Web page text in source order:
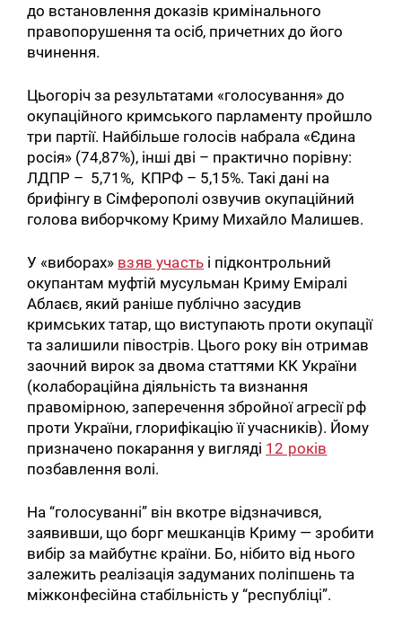
до встановлення доказів кримінального
правопорушення та осіб, причетних до його
вчинення.
Цьогоріч за результатами «голосування» до
окупаційного кримського парламенту пройшло
три партії. Найбільше голосів набрала «Єдина
росія» (74,87%), інші дві – практично порівну:
ЛДПР – 5,71%, КПРФ – 5,15%. Такі дані на
брифінгу в Сімферополі озвучив окупаційний
голова виборчкому Криму Михайло Малишев.
У «виборах» взяв участь і підконтрольний
окупантам муфтій мусульман Криму Еміралі
Аблаєв, який раніше публічно засудив
кримських татар, що виступають проти окупації
та залишили півострів. Цього року він отримав
заочний вирок за двома статтями КК України
(колабораційна діяльність та визнання
правомірною, заперечення збройної агресії рф
проти України, глорифікацію її учасників). Йому
призначено покарання у вигляді 12 років
позбавлення волі.
На “голосуванні” він вкотре відзначився,
заявивши, що борг мешканців Криму — зробити
вибір за майбутнє країни. Бо, нібито від нього
залежить реалізація задуманих поліпшень та
міжконфесійна стабільність у “республіці”.